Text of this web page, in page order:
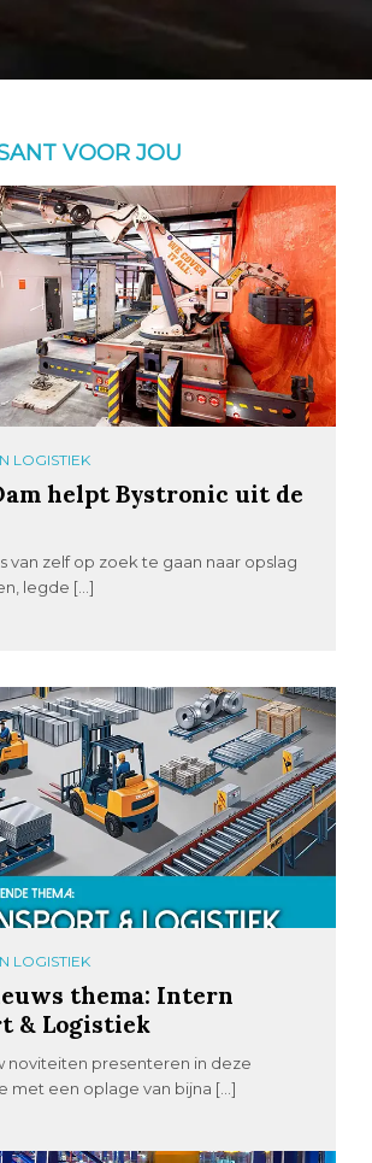
VOOR JOU
LOGISTIEK
helpt Bystronic uit de
van zelf op zoek te gaan naar opslag
legde […]
LOGISTIEK
thema: Intern
& Logistiek
noviteiten presenteren in deze
met een oplage van bijna […]